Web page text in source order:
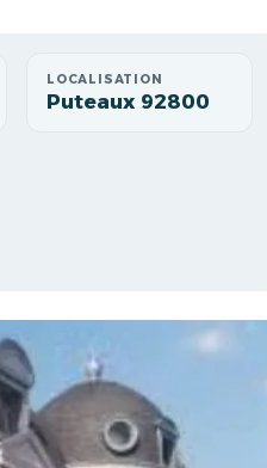
LOCALISATION
Puteaux 92800